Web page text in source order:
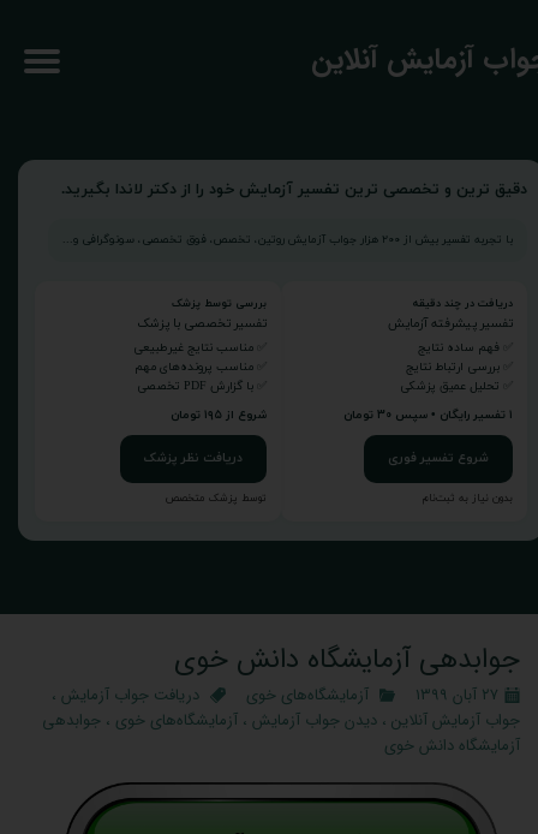
آزمایش آنلاین
دقیق ترین و تخصصی ترین تفسیر آزمایش خود را از دکتر لاندا بگیرید.
با تجربه تفسیر بیش از ۲۰۰ هزار جواب آزمایش روتین، تخصص، فوق تخصصی، سونوگرافی و...
دریافت در چند دقیقه
تفسیر پیشرفته آزمایش
✅ فهم ساده نتایج
✅ بررسی ارتباط نتایج
✅ تحلیل عمیق پزشکی
۱ تفسیر رایگان • سپس ۳۰ تومان
شروع تفسیر فوری
بدون نیاز به ثبت‌نام
بررسی توسط پزشک
تفسیر تخصصی با پزشک
✅ مناسب نتایج غیرطبیعی
✅ مناسب پرونده‌های مهم
✅ با گزارش PDF تخصصی
شروع از ۱۹۵ تومان
دریافت نظر پزشک
توسط پزشک متخصص
جوابدهی آزمایشگاه دانش خوی
۲۷ آبان ۱۳۹۹ آزمایشگاه‌های خوی دریافت جواب آزمایش ،
جواب آزمایش آنلاین ، دیدن جواب آزمایش ، آزمایشگاه‌های خوی ، جوابدهی
آزمایشگاه دانش خوی